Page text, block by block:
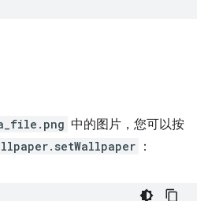
中的图片，您可以按
：